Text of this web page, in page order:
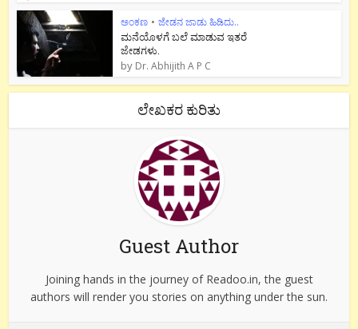
ಅಂಕಣ • ಜೇಡನ ಜಾಡು ಹಿಡಿದು..
ಮನೆಯೊಳಗೆ ಬಲೆ ಮಾಡುವ ಇತರೆ
ಜೇಡಗಳು.
by Dr. Abhijith A P C
ಲೇಖಕರ ಕುರಿತು
Guest Author
Joining hands in the journey of Readoo.in, the guest
authors will render you stories on anything under the sun.